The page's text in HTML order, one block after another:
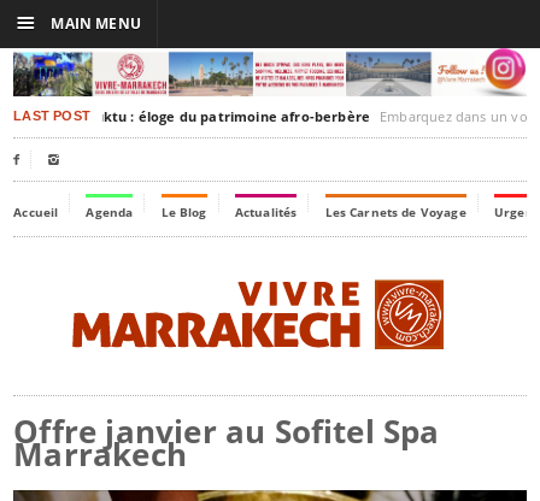
LAST POSTTimbuktu : éloge du patrimoine afro-berbère Embarquez dans un voyage culturel dans le
 
Accueil Agenda Le Blog Actualités Les Carnets de Voyage
Offre janvier au Sofitel Spa
Marrakech
☰ MAIN MENU